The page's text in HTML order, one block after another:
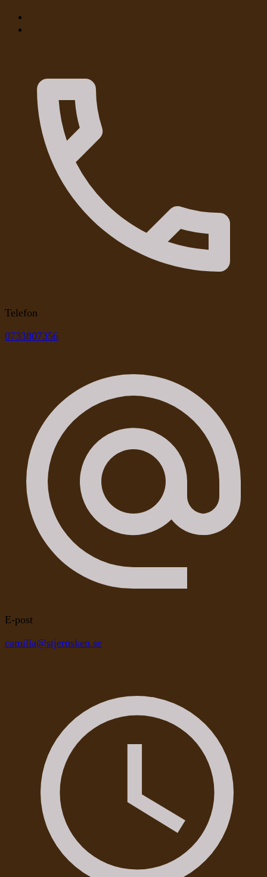
Telefon
0733807356
E-post
camilla@stjernsken.se